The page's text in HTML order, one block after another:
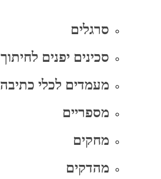
סרגלים
סכינים יפנים לחיתוך
מעמדים לכלי כתיבה
מספריים
מחקים
מהדקים